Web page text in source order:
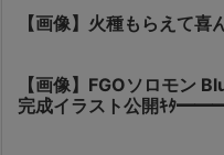
【画像】火種もらえて
【画像】FGOソロモン
完成イラスト公開ｷ